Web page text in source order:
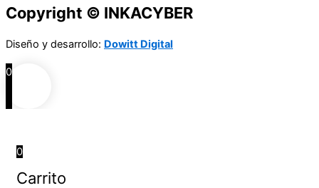
Copyright © INKACYBER
Diseño y desarrollo: Dowitt Digital
0
0
Carrito